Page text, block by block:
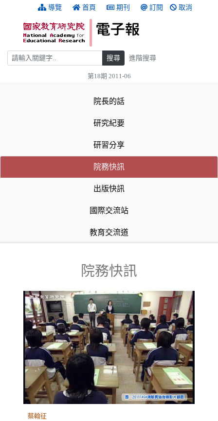
跳到主要內容 導覽 首頁 期刊 訂閱 取消
搜尋 搜尋 進階搜尋
第18期 2011-06
院長的話
研究紀要
研習分享
院務快訊
出版快訊
國際交流站
教育交流道
院務快訊
蔡翰征